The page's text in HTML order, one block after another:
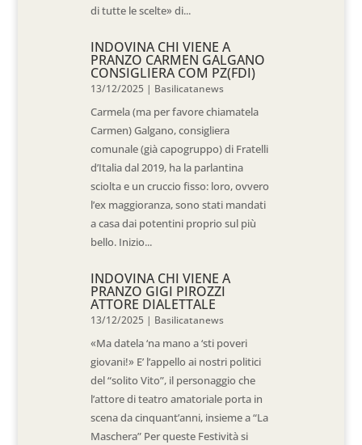
di tutte le scelte» di...
INDOVINA CHI VIENE A
PRANZO CARMEN GALGANO
CONSIGLIERA COM PZ(FDI)
13/12/2025 | Basilicatanews
Carmela (ma per favore chiamatela
Carmen) Galgano, consigliera
comunale (già capogruppo) di Fratelli
d’Italia dal 2019, ha la parlantina
sciolta e un cruccio fisso: loro, ovvero
l’ex maggioranza, sono stati mandati
a casa dai potentini proprio sul più
bello. Inizio...
INDOVINA CHI VIENE A
PRANZO GIGI PIROZZI
ATTORE DIALETTALE
13/12/2025 | Basilicatanews
«Ma datela ‘na mano a ‘sti poveri
giovani!» E’ l’appello ai nostri politici
del “solito Vito”, il personaggio che
l’attore di teatro amatoriale porta in
scena da cinquant’anni, insieme a “La
Maschera” Per queste Festività si